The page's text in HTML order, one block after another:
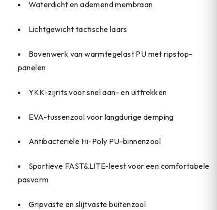
Waterdicht en ademend membraan
Lichtgewicht tactische laars
Bovenwerk van warmtegelast PU met ripstop-
panelen
YKK-zijrits voor snel aan- en uittrekken
EVA-tussenzool voor langdurige demping
Antibacteriële Hi-Poly PU-binnenzool
Sportieve FAST&LITE-leest voor een comfortabele
pasvorm
Gripvaste en slijtvaste buitenzool